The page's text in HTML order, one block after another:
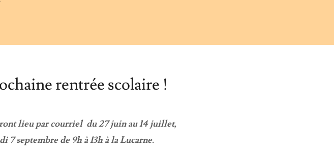
rentrée scolaire !
lieu par courriel du 27 juin au 14 juillet,
7 septembre de 9h à 13h à la Lucarne.